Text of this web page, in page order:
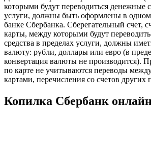
которыми будут переводиться денежные
услуги, должны быть оформлены в
банке Сбербанка. Сберегательный счет,
карты, между которыми будут
средства в пределах услуги, должны
валюту: рубли, доллары или евро (в
конвертация валюты не производится).
по карте не учитываются переводы
картами, перечисления со счетов других
Копилка Сбербанк